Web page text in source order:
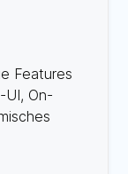
Features
UI, On-